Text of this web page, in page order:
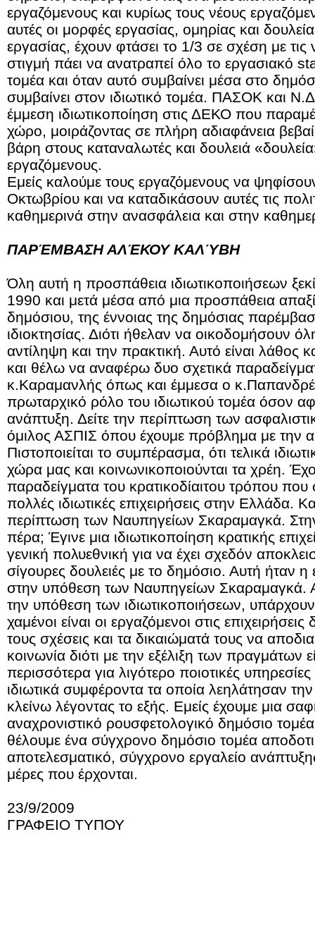
εργαζόμενους και κυρίως τους νέους
αυτές οι μορφές εργασίας, ομηρίας και
εργασίας, έχουν φτάσει το 1/3 σε σχέση με
στιγμή πάει να ανατραπεί όλο το εργασιακό
τομέα και όταν αυτό συμβαίνει μέσα στο
συμβαίνει στον ιδιωτικό τομέα. ΠΑΣΟΚ και
έμμεση ιδιωτικοποίηση στις ΔΕΚΟ που
χώρο, μοιράζοντας σε πλήρη αδιαφάνεια
βάρη στους καταναλωτές και δουλειά
εργαζόμενους.
Εμείς καλούμε τους εργαζόμενους να
Οκτωβρίου και να καταδικάσουν αυτές τις
καθημερινά στην ανασφάλεια και στην
ΠΑΡΈΜΒΑΣΗ ΑΛΈΚΟΥ ΚΑΛΎΒΗ
Όλη αυτή η προσπάθεια ιδιωτικοποιήσεων
1990 και μετά μέσα από μια προσπάθεια
δημόσιου, της έννοιας της δημόσιας
ιδιοκτησίας. Διότι ήθελαν να οικοδομήσουν
αντίληψη και την πρακτική. Αυτό είναι λάθος
και θέλω να αναφέρω δυο σχετικά
κ.Καραμανλής όπως και έμμεσα ο
πρωταρχικό ρόλο του ιδιωτικού τομέα όσον
ανάπτυξη. Δείτε την περίπτωση των
όμιλος ΑΣΠΙΣ όπου έχουμε πρόβλημα με την
Πιστοποιείται το συμπέρασμα, ότι τελικά
χώρα μας και κοινωνικοποιούνται τα χρέη.
παραδείγματα του κρατικοδίαιτου τρόπου
πολλές ιδιωτικές επιχειρήσεις στην Ελλάδα.
περίπτωση των Ναυπηγείων Σκαραμαγκά. Στην
πέρα; Έγινε μια ιδιωτικοποίηση κρατικής
γενική πολυεθνική για να έχει σχεδόν
σίγουρες δουλειές με το δημόσιο. Αυτή ήταν
στην υπόθεση των Ναυπηγείων Σκαραμαγκά.
την υπόθεση των ιδιωτικοποιήσεων, υπάρχουν
χαμένοι είναι οι εργαζόμενοι στις επιχειρήσεις
τους σχέσεις και τα δικαιώματά τους να
κοινωνία διότι με την εξέλιξη των πραγμάτων
περισσότερα για λιγότερο ποιοτικές
ιδιωτικά συμφέροντα τα οποία λεηλάτησαν
κλείνω λέγοντας το εξής. Εμείς έχουμε μια
αναχρονιστικό ρουσφετολογικό δημόσιο
θέλουμε ένα σύγχρονο δημόσιο τομέα
αποτελεσματικό, σύγχρονο εργαλείο
μέρες που έρχονται.
23/9/2009
ΓΡΑΦΕΙΟ ΤΥΠΟΥ